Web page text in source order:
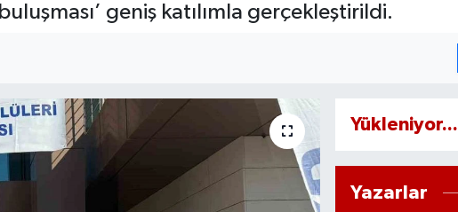
geniş katılımla gerçekleştirildi.
Yükleniyor...
Yazarlar